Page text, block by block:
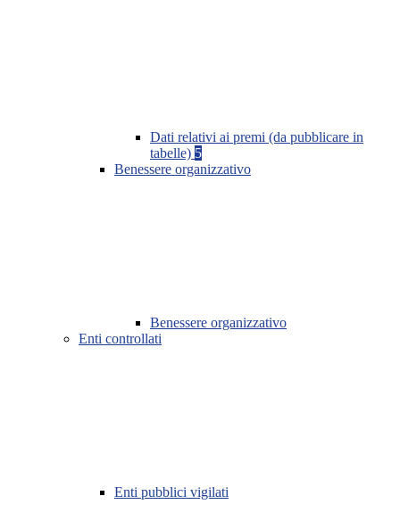
Dati relativi ai premi (da pubblicare in
tabelle) 5
Benessere organizzativo
Benessere organizzativo
Enti controllati
Enti pubblici vigilati